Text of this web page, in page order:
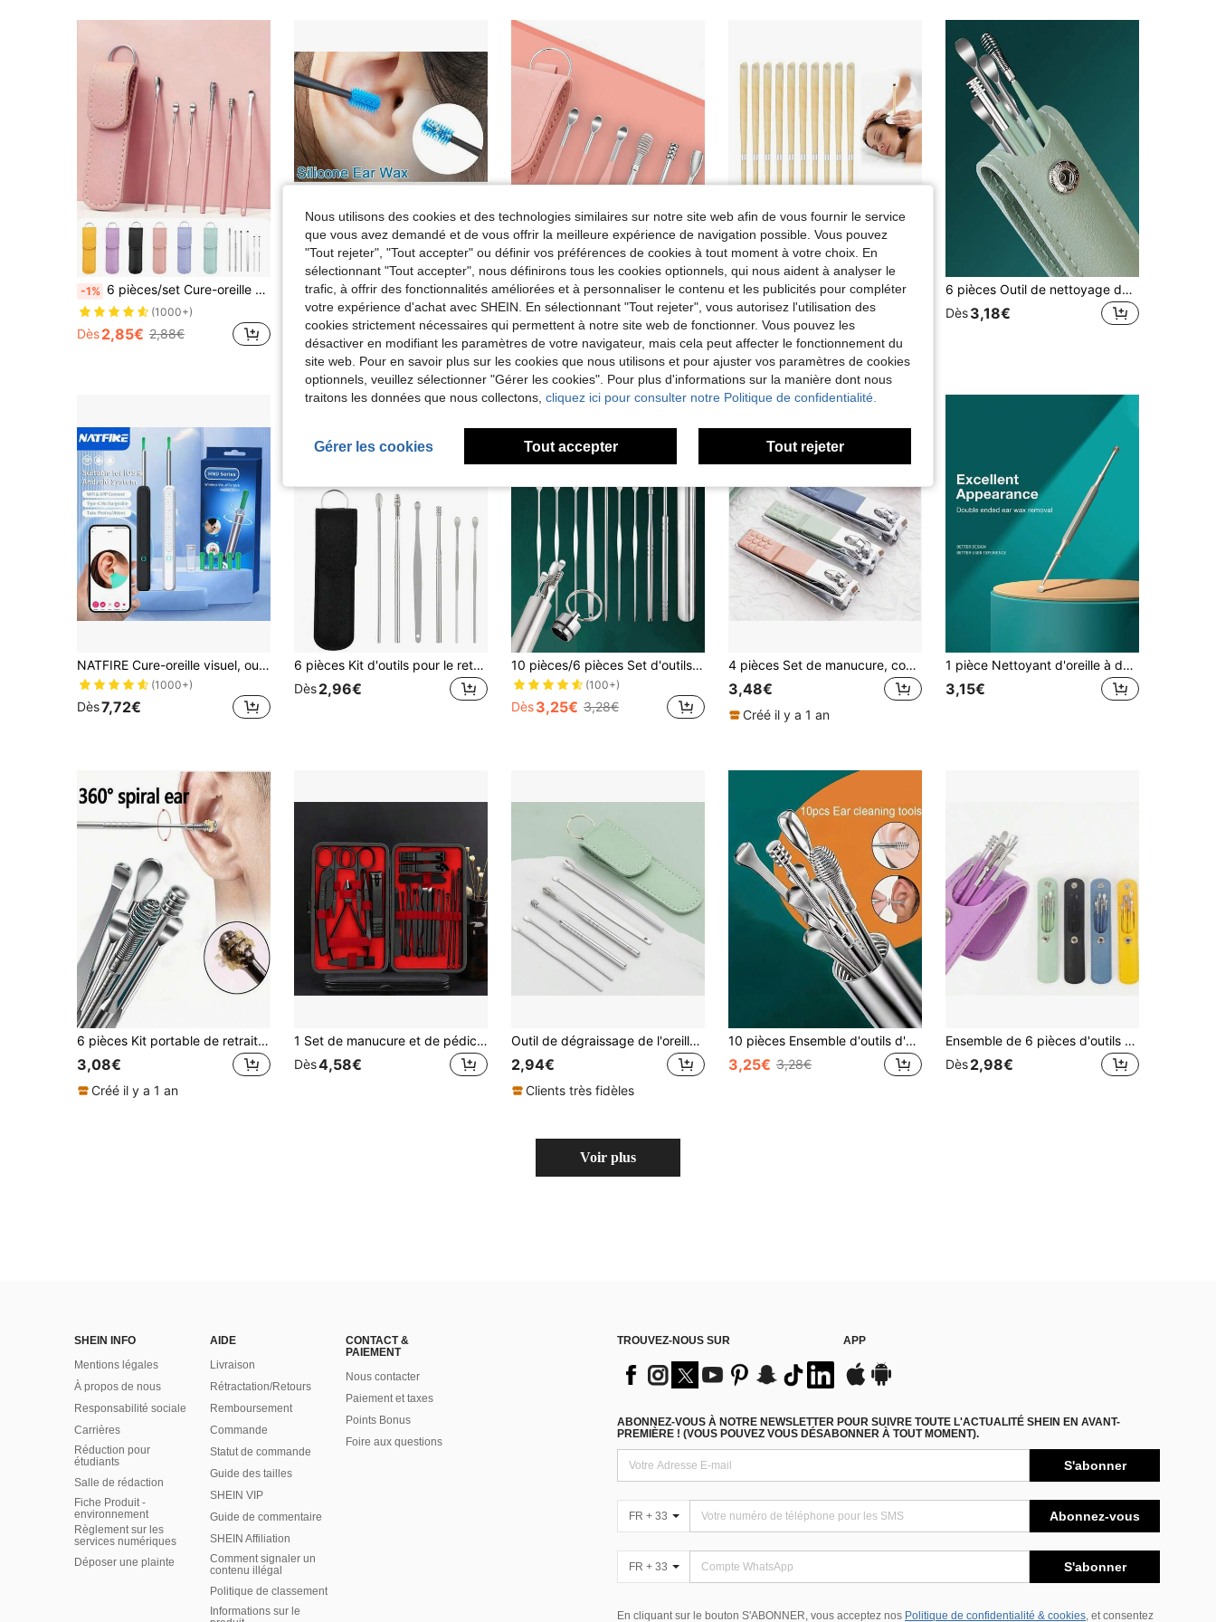
-1% 6 pièces/set Cure-oreille en acier inoxydable à double tête en spirale, outils de nettoyage des oreilles pour utilisation à domicile
(1000+)
Dès2,85€ 2,88€
Ensemble d'outils de retrait de cérumen doux - Nettoyeur d'oreille en spirale avec cuillère à cure-oreille et grattoir, kit de nettoyage d'oreille réutilisable pour adultes, outils de retrait de cérumen portables pour les soins de l'oreille à la maison et en voyage
4,18€
6 pièces Cuillère d'oreille en acier inoxydable à double extrémité, nettoyant d'oreille, outil d'élimination du cérumen, usage domestique
Dès2,85€
-1% 10 pièces Bougies auriculaires Hopi, bougies auriculaires en cire d'abeille, bougies pour cérumen, bougies coniques creuses parfumées cylindriques
4,83€ 4,88€
6 pièces Outil de nettoyage des oreilles Kit de cure-oreilles en acier inoxydable et 1 pièce Sac de rangement Outil de retrait du cérumen, Décoration de salon, chambre à coucher, salle de bain, maison, Accessoires de voyage, Mariage, Fête, Anniversaire, Cadeaux pour hommes, maman, papa, amis, Nouvel An, Accessoires, Cadeau amusant, École, Rentrée scolaire, Voyage, Accessoires de voyage, Produits de base pour la maison, Nettoyant d'oreille
Dès3,18€
NATFIRE Cure-oreille visuel, outil de retrait de cérumen avec couvercles de cure-oreille, outil de nettoyage d'oreille sans fil, mini caméra et lumières LED, cuillère d'oreille pour iPhone iOS & Android, meilleur cadeau pour ami et famille
(1000+)
Dès7,72€
6 pièces Kit d'outils pour le retrait de cérumen, comprenant un nettoyeur en forme de cuillère et un cure-oreille rotatif à 360 degrés, avec un étui de rangement portable. Cadeau essentiel pour les femmes pour nettoyer le cérumen pendant les voyages. Nettoyeur d'oreille électrique
Dès2,96€
10 pièces/6 pièces Set d'outils de nettoyage d'oreille en acier inoxydable - Extracteur de cérumen en spirale, Kit de soins de perçage d'oreille avec cuillère de nettoyage d'oreille, sans pile nécessaire, cadeau de vacances, porte-clés portable pour le voyage et la beauté à la maison
(100+)
Dès3,25€ 3,28€
4 pièces Set de manucure, coupe-ongles en acier inoxydable, lime à ongles portable, set de pédicure professionnel, set de beauté, pour voyage ou maison
3,48€
Créé il y a 1 an
1 pièce Nettoyant d'oreille à double extrémité - Bâton de nettoyage d'oreille complet à 360° | Outil de retrait de cérumen en spirale à double extrémité & Ensemble | Kit de soins d'oreille professionnel - Ensemble de nettoyage d'oreille essentiel pour la maison, l'école, la rentrée scolaire et les voyages
3,15€
6 pièces Kit portable de retrait de cérumen , Cuillère à oreille, Nettoyant d'oreille à ressort spiral, Set de cure-oreilles de taille voyage, Nouveau en acier inoxydable, Spiral, Adulte, Sans batterie, Sans alimentation requise, Pour le nettoyage des oreilles Nettoyeur d'oreille électrique
3,08€
Créé il y a 1 an
1 Set de manucure et de pédicure, outils de soins de beauté professionnels comprenant les soins du visage, de la manucure, des ongles de pied et du visage
Dès4,58€
Outil de dégraissage de l'oreille 6 pièces, ensemble de nettoyage de l'oreille en acier inoxydable 6 pièces, nettoyeur d'oreille, cuillère à oreille, cuillère à oreille à ressort, ensemble de retrait de cérumen portable de voyage
2,94€
Clients très fidèles
10 pièces Ensemble d'outils d'extraction de cérumen en acier inoxydable - Curette auriculaire rotative en spirale, collecte du cérumen, facile à utiliser pour l'hygiène personnelle
3,25€ 3,28€
Ensemble de 6 pièces d'outils de nettoyage de cérumen en acier inoxydable avec 1 sac de rangement, convient pour le salon, la chambre, la salle de bain et autres décorations de la maison, également pour les voyages, les mariages, les fêtes, les anniversaires et autres occasions, cadeau idéal pour les hommes, les parents, les amis, le Nouvel An, les vacances, l'école, la rentrée scolaire, les voyages, la maison
Dès2,98€
Voir plus
SHEIN INFO
Mentions légales
À propos de nous
Responsabilité sociale
Carrières
Réduction pour
étudiants
Salle de rédaction
Fiche Produit -
environnement
Règlement sur les
services numériques
Déposer une plainte
AIDE
Livraison
Rétractation/Retours
Remboursement
Commande
Statut de commande
Guide des tailles
SHEIN VIP
Guide de commentaire
SHEIN Affiliation
Comment signaler un
contenu illégal
Politique de classement
Informations sur le
CONTACT &
PAIEMENT
Nous contacter
Paiement et taxes
Points Bonus
Foire aux questions
TROUVEZ-NOUS SUR APP
ABONNEZ-VOUS À NOTRE NEWSLETTER POUR SUIVRE TOUTE L'ACTUALITÉ SHEIN EN AVANT-
PREMIÈRE ! (VOUS POUVEZ VOUS DÉSABONNER À TOUT MOMENT).
S'abonner
FR + 33 Abonnez-vous
FR + 33 S'abonner
En cliquant sur le bouton S'ABONNER, vous acceptez nos Politique de confidentialité & cookies, et consentez
Nous utilisons des cookies et des technologies similaires sur notre site web afin de vous fournir le service
que vous avez demandé et de vous offrir la meilleure expérience de navigation possible. Vous pouvez
"Tout rejeter", "Tout accepter" ou définir vos préférences de cookies à tout moment à votre choix. En
sélectionnant "Tout accepter", nous définirons tous les cookies optionnels, qui nous aident à analyser le
trafic, à offrir des fonctionnalités améliorées et à personnaliser le contenu et les publicités pour compléter
votre expérience d'achat avec SHEIN. En sélectionnant "Tout rejeter", vous autorisez l'utilisation des
cookies strictement nécessaires qui permettent à notre site web de fonctionner. Vous pouvez les
désactiver en modifiant les paramètres de votre navigateur, mais cela peut affecter le fonctionnement du
site web. Pour en savoir plus sur les cookies que nous utilisons et pour ajuster vos paramètres de cookies
optionnels, veuillez sélectionner "Gérer les cookies". Pour plus d'informations sur la manière dont nous
traitons les données que nous collectons, cliquez ici pour consulter notre Politique de confidentialité.
Gérer les cookies Tout accepter Tout rejeter